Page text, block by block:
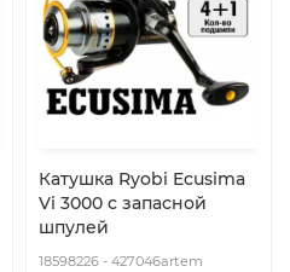
Катушка Ryobi Ecusima
Vi 3000 с запасной
шпулей
18598226 - 427046artem